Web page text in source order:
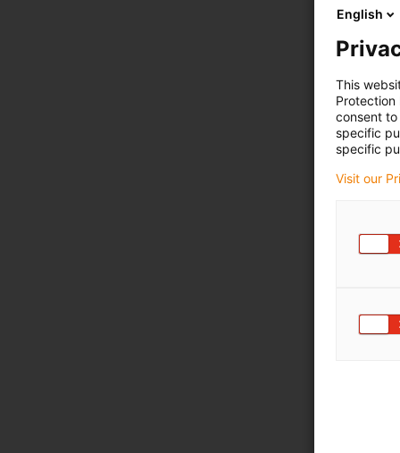
English
This
Protection
consent
specific
specific
Visit our